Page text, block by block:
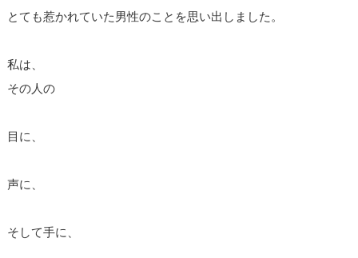
とても惹かれていた男性のことを思い出しました。
私は、
その人の
目に、
声に、
そして手に、